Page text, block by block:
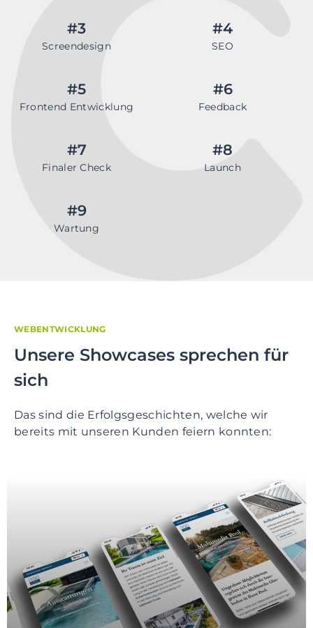
#3
Screendesign
#4
SEO
#5
Frontend Entwicklung
#6
Feedback
#7
Finaler Check
#8
Launch
#9
Wartung
WEBENTWICKLUNG
Unsere Showcases sprechen für
sich
Das sind die Erfolgsgeschichten, welche wir
bereits mit unseren Kunden feiern konnten: